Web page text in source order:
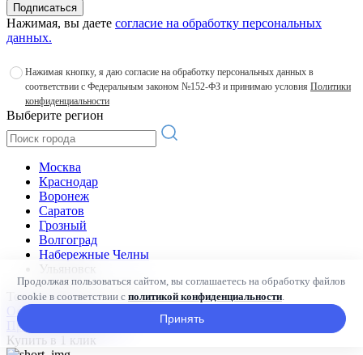
Подписаться
Нажимая, вы даете согласие на обработку персональных
данных.
Нажимая кнопку, я даю согласие на обработку персональных данных в
соответствии с Федеральным законом №152-ФЗ и принимаю условия Политики
конфиденциальности
Выберите регион
Москва
Краснодар
Воронеж
Саратов
Грозный
Волгоград
Набережные Челны
Ульяновск
Товар добавлен в корзину
Оформить заказ
Продолжить покупки
Купить в 1 клик
Продолжая пользоваться сайтом, вы соглашаетесь на обработку файлов
cookie в соответствии с политикой конфиденциальности.
Принять